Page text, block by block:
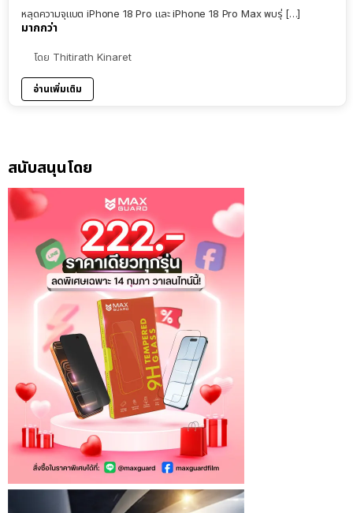
หลุดความจุแบต iPhone 18 Pro และ iPhone 18 Pro Max พบรุ่ […]
มากกว่า
โดย Thitirath Kinaret
อ่านเพิ่มเติม
สนับสนุนโดย